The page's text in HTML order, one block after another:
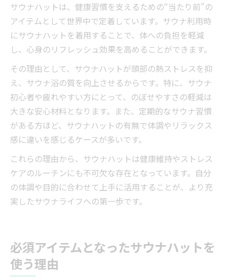
サウナハットは、健康習慣を支えるための“当たり前”の
アイテムとして世界中で定着しています。サウナ利用時
にサウナハットを着用することで、体への負担を軽減
し、心身のリフレッシュ効果を高めることができます。
その理由として、サウナハットが頭部の熱ストレスを抑
え、サウナ浴の質を向上させるからです。特に、サウナ
初心者や疲れやすい方にとって、のぼせやすさの軽減は
大きな安心材料となります。また、定期的なサウナ習慣
がある方ほど、サウナハットの有無で体調やリラックス
感に違いを感じるケースが多いです。
これらの理由から、サウナハットは健康維持やストレス
ケアのルーチンにも不可欠な存在となっています。自分
の体調や目的に合わせて上手に活用することが、より充
実したサウナライフへの第一歩です。
必須アイテムとなったサウナハットを
使う理由